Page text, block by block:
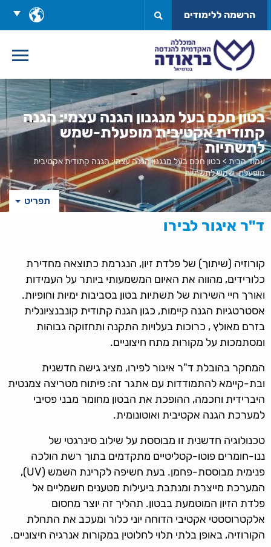
לתוכן
בחר
שפה
הרשמה ללימודים
בטון חכם בעל מנגנון הגנה עצמי: הגנה
קתודית אקטיבית מופעלת-שמש
לתשתיות
עמוד הבית >בטון חכם בעל מנגנון הגנה עצמי: הגנה קתודית אקטיבית
מופעלת-שמש לתשתיות
תפריט
ד"ר איגור לבירו
קורוזיה (שיתוך) של פלדת זיון, הנגרמת כתוצאה מחדירת
כלורידים, מהווה את האיום המשמעותי ביותר על העמידות
ואורך חיי השירות של תשתיות בטון בסביבות ימיות וחופיות.
אסטרטגיות הגנה קיימות, כגון הגנה קתודית קונבנציונלית
בזרם מאולץ , כרוכות בעלויות התקנה ותחזוקה גבוהות
ומסתמכות על מקורות מתח חיצוניים.
המחקר בהובלת ד"ר איגור לפירו, מציג גישה חדשנית
ובת-קיימא להתמודדות עם אתגר זה: פיתוח מטריצה צמנטית
היברידית וחכמה, ההופכת את הבטון מחומר מבני פסיבי
למערכת הגנה אקטיבית ואוטונומית.
טכנולוגיה חדשנית זו מבוססת על שילוב סינרגטי של
ננו-חומרים פוטו-קטליטיים מתקדמים בתוך רשת הולכה
פנימית מבוססת-פחמן. בעת חשיפה לקרינת השמש (UV),
המערכת מייצרת ומנתבת ביעילות מטענים חשמליים אל
פלדת הזיון המוטמעת בבטון. תהליך זה יוצר מחסום
אלקטרוסטטי אקטיבי הדוחה יוני כלור ומעכב את התחלת
הקורוזיה, באופן בלתי תלוי לחלוטין במקורות אנרגיה חיצוניים.